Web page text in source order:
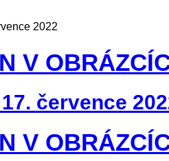
2022
V
července
V